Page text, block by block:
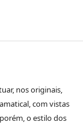
nos originais,
com vistas
o estilo dos